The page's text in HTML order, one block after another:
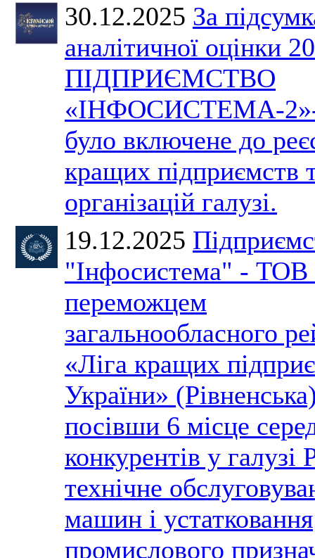
30.12.2025 За
аналітичної оцінки
ПІДПРИЄМСТВО
«ІНФОСИСТЕМА-
було включене до
кращих підприємств
організацій галузі.
19.12.2025
"Інфосистема" - ТОВ
переможцем
загальнообласного
«Ліга кращих
України»
посівши 6 місце
конкурентів у галузі
технічне
машин і устатковання
промислового